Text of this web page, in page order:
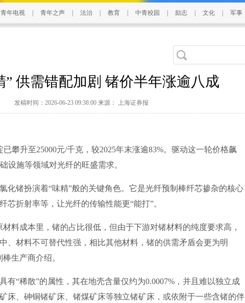
青年电视 青年之声 法治 教育 中青校园 励志 文化 军事
” 供需错配加剧 锗价半年涨逾八成
发稿时间：2026-06-23 09:38:00 来源： 上海证券报
升至25000元/千克，较2025年末涨逾83%。驱动这一轮价格飙
设施等领域对光纤的旺盛需求。
锗扮演着“味精”般的关键角色。它是光纤预制棒纤芯掺杂的核心
芯折射率等，让光纤的传输性能更“能打”。
成本里，锗的占比很低，但由于下游对锗材料的纯度要求高，
、材料不可替代性强，相比其他材料，锗的供需矛盾会更为明
生产商介绍。
“稀散”的属性，其在地壳含量仅约为0.0007%，并且难以独立成
床、砷铜锗矿床、锗煤矿床等独立锗矿床，或依附于一些含锗的伴